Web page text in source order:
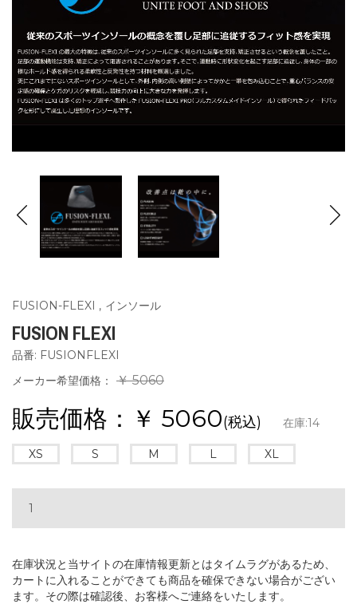
FUSION-FLEXI , インソール
FUSION FLEXI
品番: FUSIONFLEXI
メーカー希望価格：
￥ 5060
販売価格：￥ 5060(税込) 在庫:14
XS S M L XL
在庫状況と当サイトの在庫情報更新とはタイムラグがあるため、
カートに入れることができても商品を確保できない場合がござい
ます。その際は確認後、お客様へご連絡をいたします。